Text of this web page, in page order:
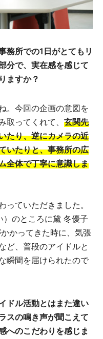
所での1日がとてもリ
分で、実在感を感じて
ますか？
。今回の企画の意図を
取ってくれて、 玄関先
たり、逆にカメラの近
いたりと、事務所の広
全体で丁寧に意識しま
っていただきました。
のところに黛 冬優子
かってきた時に、気張
ど、普段のアイドルと
瞬間を届けられたので
ル活動とはまた違い
スの鳴き声が聞こえて
へのこだわりを感じま